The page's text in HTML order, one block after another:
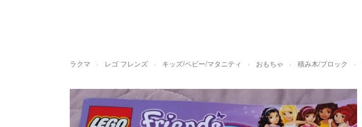
ラクマ レゴ フレンズ キッズ/ベビー/マタニティ おもちゃ 積み木/ブロック